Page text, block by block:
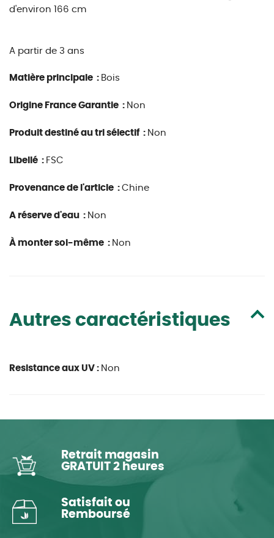
d'environ 166 cm
A partir de 3 ans
Matière principale : Bois
Origine France Garantie : Non
Produit destiné au tri sélectif : Non
Libellé : FSC
Provenance de l'article : Chine
A réserve d'eau : Non
À monter soi-même : Non
Autres caractéristiques
Resistance aux UV : Non
Retrait magasin
GRATUIT 2 heures
Satisfait ou
Remboursé